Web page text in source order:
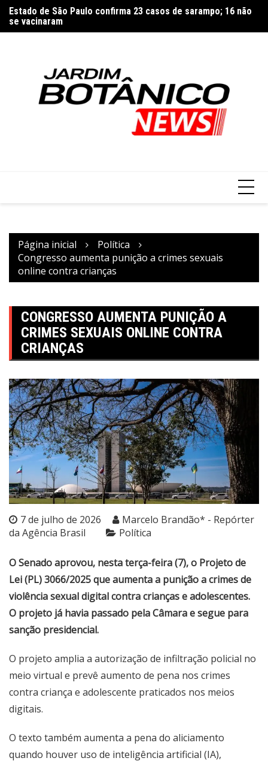
para
o
se vacinaram
TJDFT promove evento da Semana Mundial do Aleitamento
Materno
Página inicial
Política
Congresso aumenta punição a crimes sexuais
online contra crianças
CONGRESSO AUMENTA PUNIÇÃO A
CRIMES SEXUAIS ONLINE CONTRA
CRIANÇAS
7 de julho de 2026
Marcelo Brandão* - Repórter
da Agência Brasil
Política
O Senado aprovou, nesta terça-feira (7), o Projeto de
Lei (PL) 3066/2025 que aumenta a punição a crimes de
violência sexual digital contra crianças e adolescentes.
O projeto já havia passado pela Câmara e segue para
sanção presidencial.
O projeto amplia a autorização de infiltração policial no
meio virtual e prevê aumento de pena nos crimes
contra criança e adolescente praticados nos meios
digitais.
O texto também aumenta a pena do aliciamento
quando houver uso de inteligência artificial (IA),